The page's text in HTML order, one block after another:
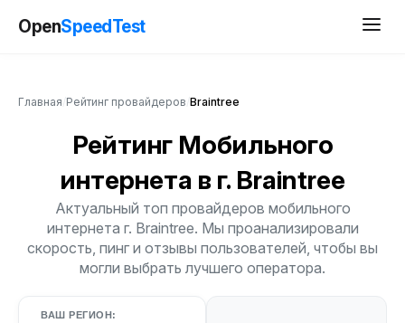
OpenSpeedTest
Главная Рейтинг провайдеров Braintree
Рейтинг Мобильного
интернета в г. Braintree
Актуальный топ провайдеров мобильного
интернета г. Braintree. Мы проанализировали
скорость, пинг и отзывы пользователей, чтобы вы
могли выбрать лучшего оператора.
ВАШ РЕГИОН: